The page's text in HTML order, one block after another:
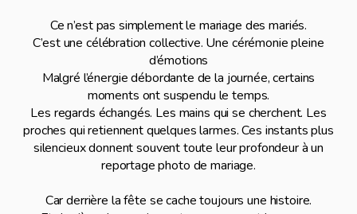
Ce n’est pas simplement le mariage des mariés.
C’est une célébration collective. Une cérémonie pleine
d’émotions
Malgré l’énergie débordante de la journée, certains
moments ont suspendu le temps.
Les regards échangés. Les mains qui se cherchent. Les
proches qui retiennent quelques larmes. Ces instants plus
silencieux donnent souvent toute leur profondeur à un
reportage photo de mariage.
Car derrière la fête se cache toujours une histoire.